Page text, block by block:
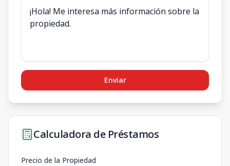
Enviar
Calculadora de Préstamos
Precio de la Propiedad